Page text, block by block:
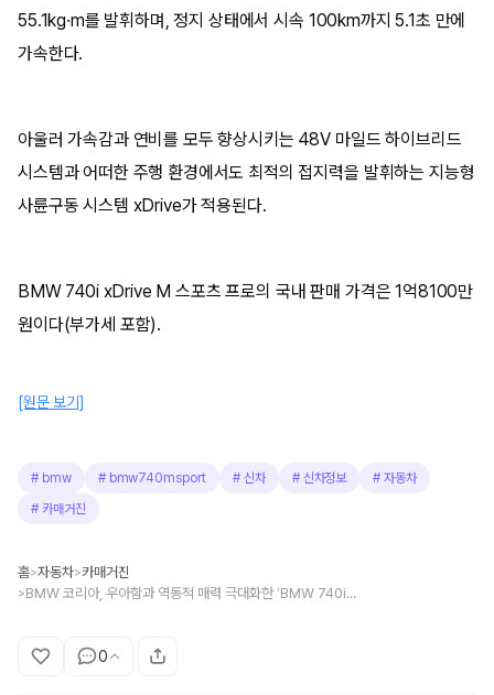
55.1kg·m를 발휘하며, 정지 상태에서 시속 100km까지 5.1초 만에
가속한다.
아울러 가속감과 연비를 모두 향상시키는 48V 마일드 하이브리드
시스템과 어떠한 주행 환경에서도 최적의 접지력을 발휘하는 지능형
사륜구동 시스템 xDrive가 적용된다.
BMW 740i xDrive M 스포츠 프로의 국내 판매 가격은 1억8100만
원이다(부가세 포함).
[원문 보기]
# bmw # bmw740msport # 신차 # 신차정보 #자동차
# 카매거진
홈>자동차>카매거진
> BMW 코리아, 우아함과 역동적 매력 극대화한 ‘BMW 740i xDrive M 스포츠 프로’ 출시
0